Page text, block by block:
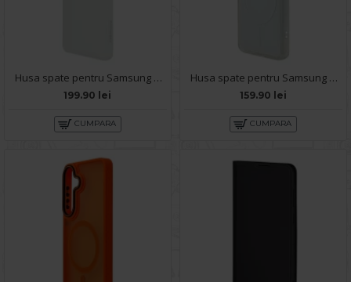
Husa spate pentru Samsung Galaxy S26 Keephone Airskin - Clear
199.90 lei
CUMPARA
Husa spate pentru Samsung Galaxy S26 Syro Magsafe - Alb/Semitransparent
159.90 lei
CUMPARA